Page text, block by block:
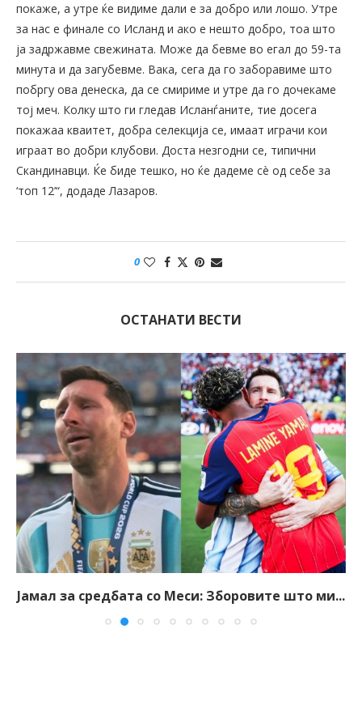
покаже, а утре ќе видиме дали е за добро или лошо. Утре
за нас е финале со Исланд и ако е нешто добро, тоа што
ја задржавме свежината. Може да бевме во егал до 59-та
минута и да загубевме. Вака, сега да го заборавиме што
побргу ова денеска, да се смириме и утре да го дочекаме
тој меч. Колку што ги гледав Исланѓаните, тие досега
покажаа кваитет, добра селекција се, имаат играчи кои
играат во добри клубови. Доста незгодни се, типични
Скандинавци. Ќе биде тешко, но ќе дадеме сè од себе за
‘топ 12’“, додаде Лазаров.
0
ОСТАНАТИ ВЕСТИ
Јамал за средбата со Меси: Зборовите што ми...